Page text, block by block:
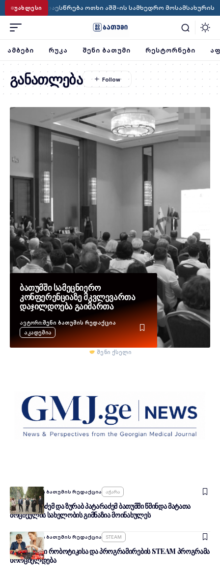
ᲣᲐᲮᲚᲔᲡᲘ
ტრომპი დაესწრება ოთხი აშშ-ის სამხედრო მოსამსახურის
ᲐᲛᲑᲔᲑᲘ ᲠᲣᲙᲐ ᲨᲔᲜᲘ ᲑᲐᲗᲣᲛᲘ ᲠᲔᲡᲢᲝᲠᲜᲔᲑᲘ
განათლება
ბათუმში სამეცნიერო
კონფერენციაზე მკვლევართა
დაჯილდოება გაიმართა
Ავტორი:შენი ბათუმის რედაქცია
Აკადემია
შენი ქსელი
Ავტორი:შენი ბათუმის რედაქცია Აჭარა
გივი მიქანაძემ და ზურაბ პატარაძემ ბათუმში წმინდა მატათა
მოციქულის სახელობის გიმნაზია მოინახულეს
Ავტორი:შენი ბათუმის რედაქცია STEAM
ქობულეთში რობოტიკისა და პროგრამირების STEAM პროგრამა
ხორციელდება